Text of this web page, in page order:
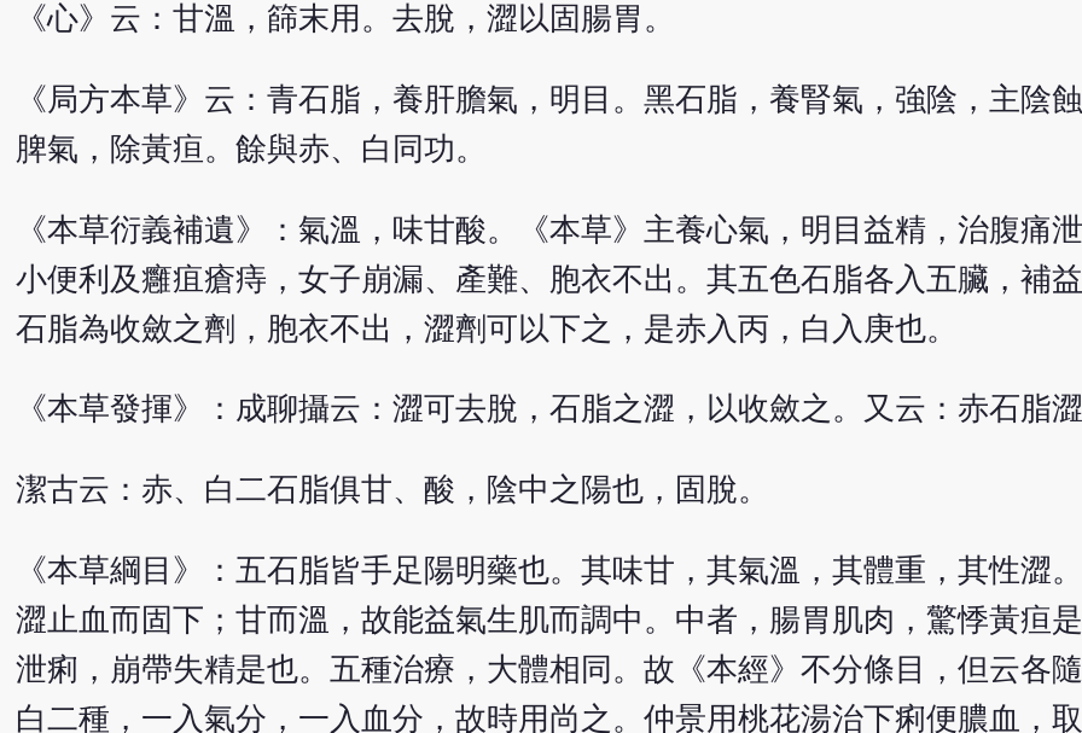
《心》云：甘溫，篩末用。去脫，澀以固腸胃。
《局方本草》云：青石脂，養肝膽氣，明目。黑石脂，養腎氣，強陰，主陰
脾氣，除黃疸。餘與赤、白同功。
《本草衍義補遺》：氣溫，味甘酸。《本草》主養心氣，明目益精，治腹痛
小便利及癰疽瘡痔，女子崩漏、產難、胞衣不出。其五色石脂各入五臟，補
石脂為收斂之劑，胞衣不出，澀劑可以下之，是赤入丙，白入庚也。
《本草發揮》：成聊攝云：澀可去脫，石脂之澀，以收斂之。又云：赤石脂澀
潔古云：赤、白二石脂俱甘、酸，陰中之陽也，固脫。
《本草綱目》：五石脂皆手足陽明藥也。其味甘，其氣溫，其體重，其性澀
澀止血而固下；甘而溫，故能益氣生肌而調中。中者，腸胃肌肉，驚悸黃疸
泄痢，崩帶失精是也。五種治療，大體相同。故《本經》不分條目，但云各
白二種，一入氣分，一入血分，故時用尚之。仲景用桃花湯治下痢便膿血，